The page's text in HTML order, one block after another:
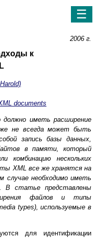
☰
2006 г.
к
documents
должно иметь расширение
не всегда может быть
запись базы данных,
в памяти, который
комбинацию нескольких
XML все же хранятся на
случае необходимо иметь
В статье представлены
файлов и типы
types), используемые в
для идентификации